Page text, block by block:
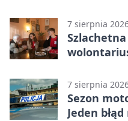
7 sierpnia
7 sierpnia
Sezon
Jeden